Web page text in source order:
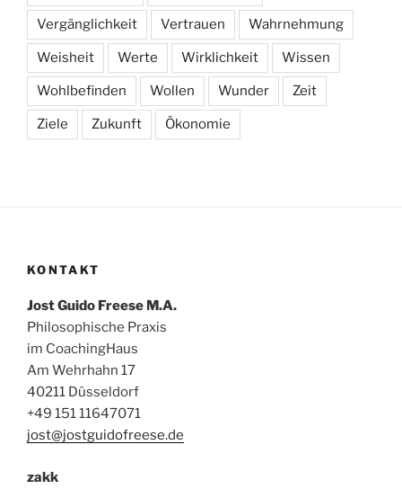
Vergänglichkeit Vertrauen Wahrnehmung
Weisheit Werte Wirklichkeit Wissen
Wohlbefinden Wollen Wunder Zeit
Ziele Zukunft Ökonomie
KONTAKT
Jost Guido Freese M.A.
Philosophische Praxis
im CoachingHaus
Am Wehrhahn 17
40211 Düsseldorf
+49 151 11647071
jost@jostguidofreese.de
zakk